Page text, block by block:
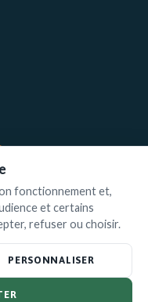
fonctionnement et,
et certains
refuser ou choisir.
PERSONNALISER